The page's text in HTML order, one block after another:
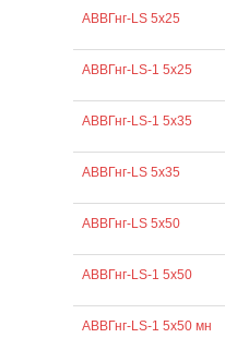
АВВГнг-LS 5х25
АВВГнг-LS-1 5х25
АВВГнг-LS-1 5х35
АВВГнг-LS 5х35
АВВГнг-LS 5х50
АВВГнг-LS-1 5х50
АВВГнг-LS-1 5х50 мн